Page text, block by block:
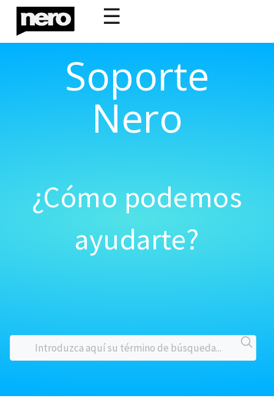
☰
Soporte
Nero
¿Cómo podemos
ayudarte?